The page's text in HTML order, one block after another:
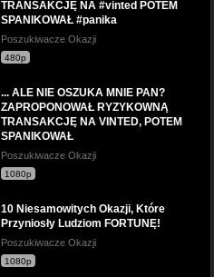
TRANSAKCJĘ NA #vinted POTEM
SPANIKOWAŁ #panika
Poszukiwacze Okazji
480p
... ALE NIE OSZUKA MNIE PAN?
ZAPROPONOWAŁ RYZYKOWNĄ
TRANSAKCJĘ NA VINTED, POTEM
SPANIKOWAŁ
Poszukiwacze Okazji
1080p
10 Niesamowitych Okazji, Które
Przyniosły Ludziom FORTUNĘ!
Poszukiwacze Okazji
1080p